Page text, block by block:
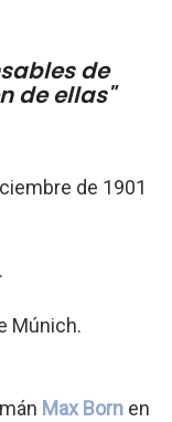
de
de ellas"
de 1901
Múnich.
Max Born en